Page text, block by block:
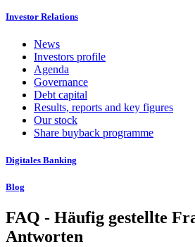
Investor Relations
News
Investors profile
Agenda
Governance
Debt capital
Results, reports and key figures
Our stock
Share buyback programme
Digitales Banking
Blog
FAQ - Häufig gestellte
Antworten